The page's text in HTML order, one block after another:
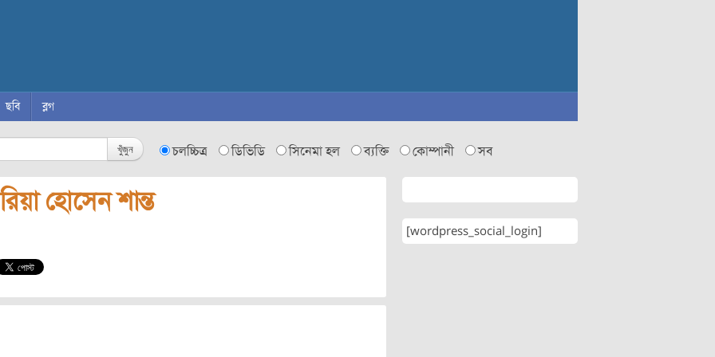
ছবি ব্লগ
খুঁজুন চলচ্চিত্র ডিভিডি সিনেমা হল ব্যক্তি কোম্পানী সব
হোসেন শান্ত
[wordpress_social_login]